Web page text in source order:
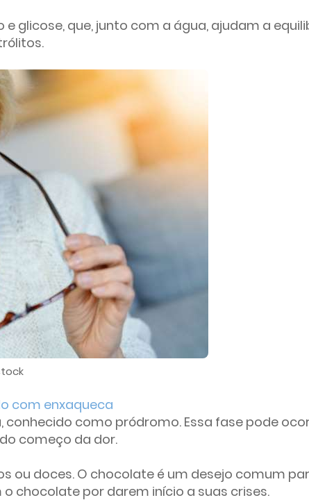
glicose, que, junto com a água, ajudam a
com enxaqueca
como pródromo. Essa fase pode
começo da dor.
ou doces. O chocolate é um desejo comum
chocolate por darem início a suas crises.